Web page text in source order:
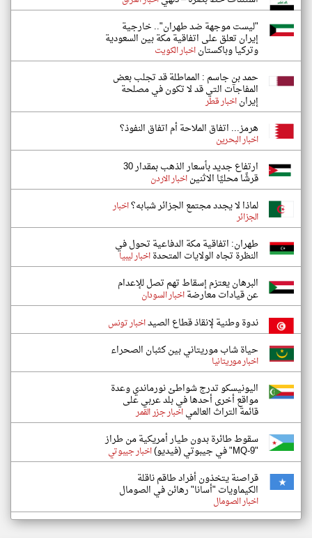
"ليست موجهة ضد طهران".. خارجية
إيران تعلق على اتفاقية مكة بين السعودية
وتركيا وباكستاناخبار الكويت
حمد بن جاسم : المماطلة قد تجلب بعض
المفاجآت التي قد لا تكون في مصلحة
إيراناخبار قطر
هرمز... اتفاق الملاحة أم اتفاق النفوذ؟
اخبار البحرين
ارتفاع جديد بأسعار الذهب بمقدار 30
قرشًا محليًا الاثنيناخبار الاردن
لماذا لا يجدد مجتمع الجزائر شبابه؟اخبار
الجزائر
طهران: اتفاقية مكة الدفاعية تحول في
النظرة تجاه الولايات المتحدةاخبار ليبيا
البرهان يعتزم إسقاط تهم تصل للإعدام
عن قيادات معارضةاخبار السودان
ندوة وطنية لإنقاذ قطاع الصيداخبار تونس
حياة شاب موريتاني بين كثبان الصحراء
اخبار موريتانيا
اليونيسكو تدرج شواطئ نورماندي وعدة
مواقع أخرى أحدها في بلد عربي على
قائمة التراث العالمياخبار جزر القمر
سقوط طائرة بدون طيار أمريكية من طراز
"MQ-9" في جيبوتي (فيديو) اخبار جيبوتي
قراصنة يتخذون أفراد طاقم ناقلة
الكيماويات "أسانا" رهائن في الصومال
اخبار الصومال